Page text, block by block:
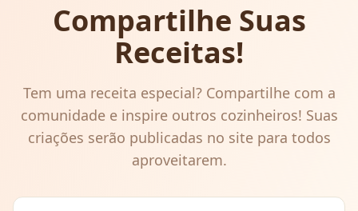
Compartilhe Suas
Receitas!
Tem uma receita especial? Compartilhe com a
comunidade e inspire outros cozinheiros! Suas
criações serão publicadas no site para todos
aproveitarem.